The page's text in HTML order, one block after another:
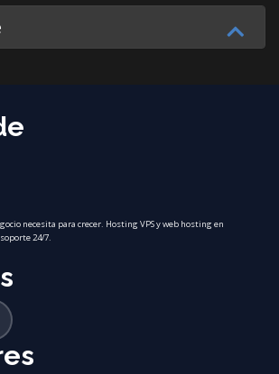
necesita para crecer. Hosting VPS y web hosting en
24/7.